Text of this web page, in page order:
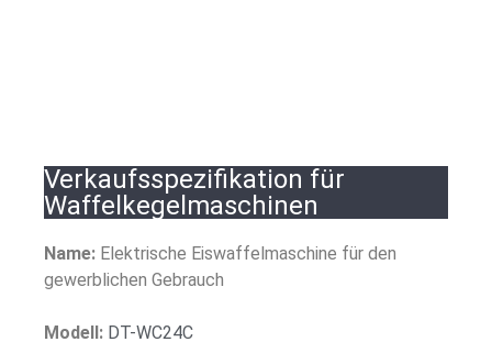
Verkaufsspezifikation für
Waffelkegelmaschinen
Name: Elektrische Eiswaffelmaschine für den
gewerblichen Gebrauch
Modell: DT-WC24C